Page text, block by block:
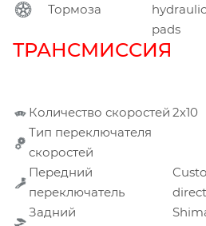
Тормоза
pads
ТРАНСМИССИЯ
Количество скоростей 2х10
Тип переключателя
скоростей
Передний
переключатель
Задний